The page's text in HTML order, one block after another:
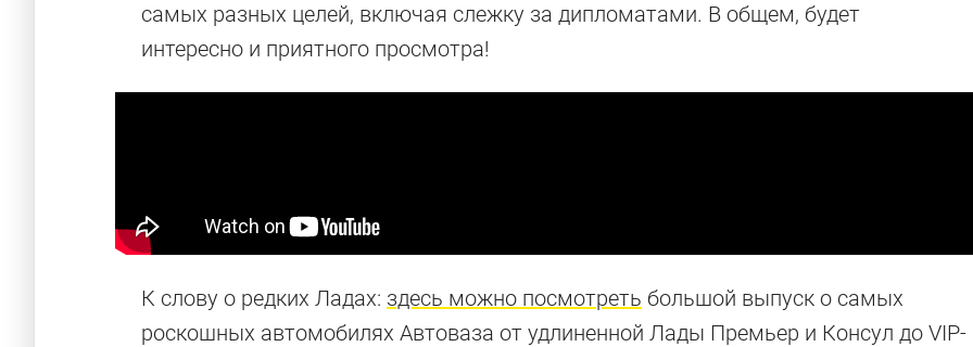
самых разных целей, включая слежку за дипломатами. В общем, будет
интересно и приятного просмотра!
К слову о редких Ладах: здесь можно посмотреть большой выпуск о самых
роскошных автомобилях Автоваза от удлиненной Лады Премьер и Консул до VIP-